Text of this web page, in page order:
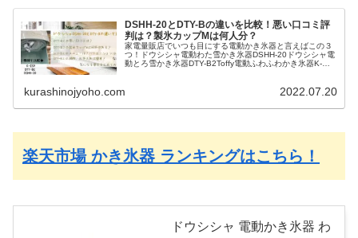
DSHH-20とDTY-Bの違いを比較！悪い口コミ評
判は？製氷カップMは何人分？
家電量販店でいつも目にする電動かき氷器と言えばこの３
つ！ドウシシャ電動わた雪かき氷器DSHH-20ドウシシャ電
動とろ雪かき氷器DTY-B2Toffy電動ふわふわかき氷器K-
kurashinojyoho.com 2022.07.20
楽天市場 かき氷器 ランキングはこちら！
ドウシシャ 電動かき氷器 わ